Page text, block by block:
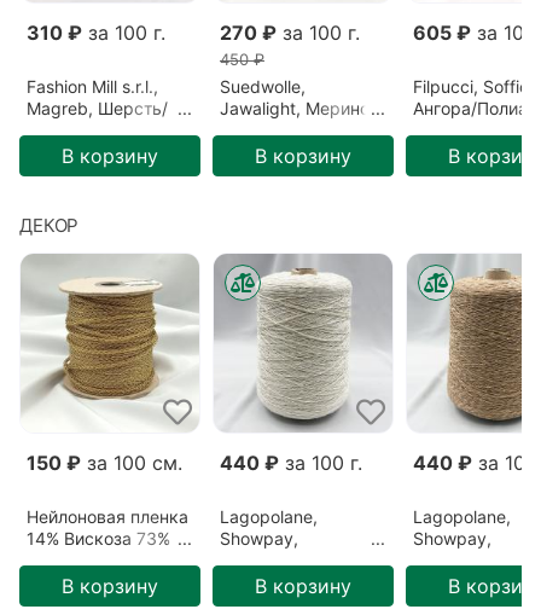
310 ₽ за 100 г.
Fashion Mill s.r.l.,
Magreb, Шерсть/
Розовый/Ягода
(26640)
В корзину
270 ₽ за 100 г.
450 ₽
Suedwolle,
Jawalight, Меринос,
(S6F72809)
В корзину
605 ₽ за 100
Filpucci, Soffio,
Ангора/
(213)В
ДЕКОР
150 ₽ за 100 см.
Нейлоновая пленка
14% Вискоза 73%
В корзину
440 ₽ за 100 г.
Lagopolane,
Showpay,
Иные волокна/
Пайетки,
В корзину
440 ₽ за 100
Lagopolane,
Showpay,
Иные волокна/
Пайетки,
В